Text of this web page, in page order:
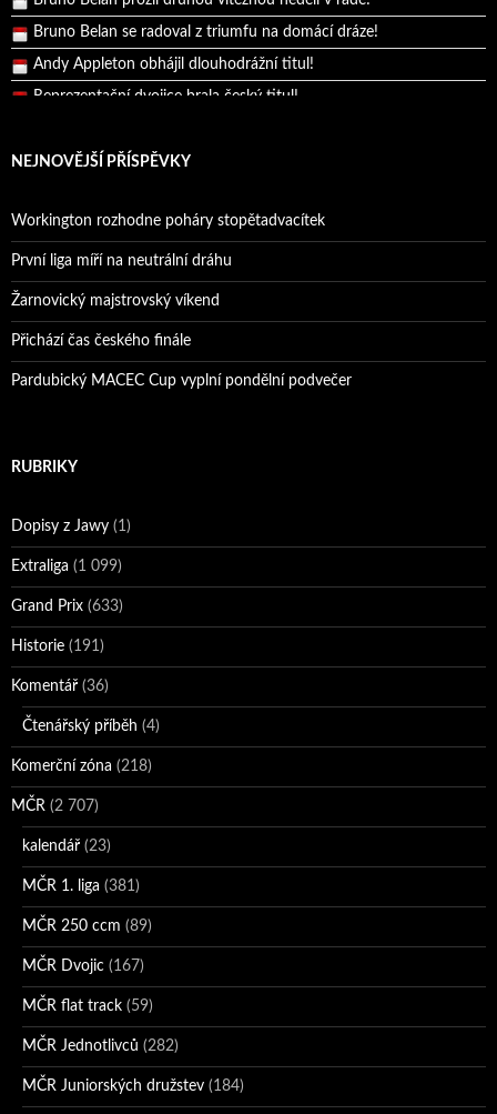
Bruno Belan se radoval z triumfu na domácí dráze!
Andy Appleton obhájil dlouhodrážní titul!
Reprezentační dvojice brala český titul!
NEJNOVĚJŠÍ PŘÍSPĚVKY
Workington rozhodne poháry stopětadvacítek
První liga míří na neutrální dráhu
Žarnovický majstrovský víkend
Přichází čas českého finále
Pardubický MACEC Cup vyplní pondělní podvečer
RUBRIKY
Dopisy z Jawy (1)
Extraliga (1 099)
Grand Prix (633)
Historie (191)
Komentář (36)
Čtenářský příběh (4)
Komerční zóna (218)
MČR (2 707)
kalendář (23)
MČR 1. liga (381)
MČR 250 ccm (89)
MČR Dvojic (167)
MČR flat track (59)
MČR Jednotlivců (282)
MČR Juniorských družstev (184)